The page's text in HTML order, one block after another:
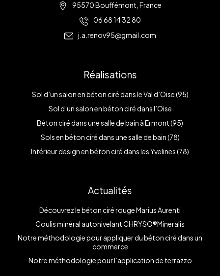
Réalisations
Sol d’un salon en béton ciré dans le Val d’Oise (95)
Sol d’un salon en béton ciré dans l’Oise
Béton ciré dans une salle de bain à Ermont (95)
Sols en béton ciré dans une salle de bain (78)
Intérieur design en béton ciré dans les Yvelines (78)
Actualités
Découvrez le béton ciré rouge Marius Aurenti
Coulis minéral autonivelant CHRYSO®Mineralis
Notre méthodologie pour appliquer du béton ciré dans un
commerce
Notre méthodologie pour l’application de terrazzo
95570 Bouffémont, France
06 68 14 32 80
j.a.renov95@gmail.com